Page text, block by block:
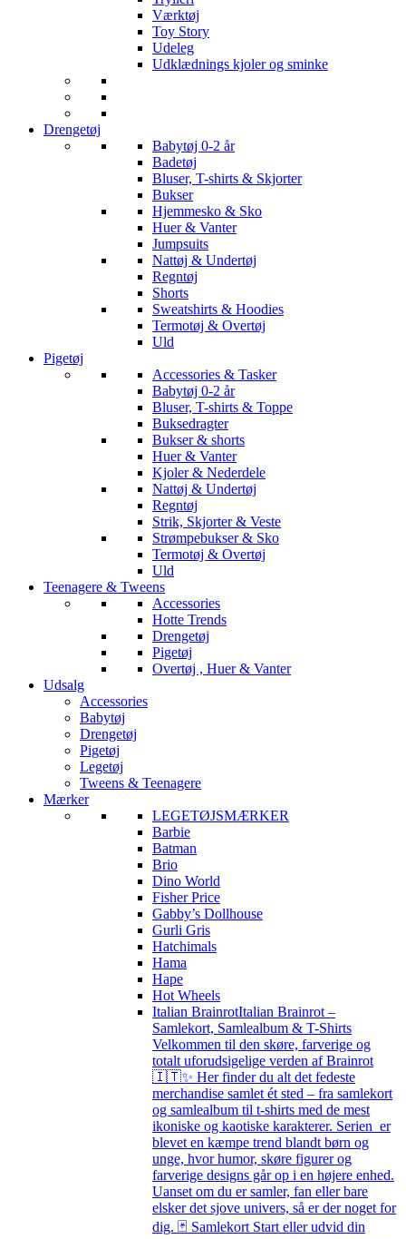
Værktøj
Toy Story
Udeleg
Udklædnings kjoler og sminke
Drengetøj
Babytøj 0-2 år
Badetøj
Bluser, T-shirts & Skjorter
Bukser
Hjemmesko & Sko
Huer & Vanter
Jumpsuits
Nattøj & Undertøj
Regntøj
Shorts
Sweatshirts & Hoodies
Termotøj & Overtøj
Uld
Pigetøj
Accessories & Tasker
Babytøj 0-2 år
Bluser, T-shirts & Toppe
Buksedragter
Bukser & shorts
Huer & Vanter
Kjoler & Nederdele
Nattøj & Undertøj
Regntøj
Strik, Skjorter & Veste
Strømpebukser & Sko
Termotøj & Overtøj
Uld
Teenagere & Tweens
Accessories
Hotte Trends
Drengetøj
Pigetøj
Overtøj , Huer & Vanter
Udsalg
Accessories
Babytøj
Drengetøj
Pigetøj
Legetøj
Tweens & Teenagere
Mærker
LEGETØJSMÆRKER
Barbie
Batman
Brio
Dino World
Fisher Price
Gabby’s Dollhouse
Gurli Gris
Hatchimals
Hama
Hape
Hot Wheels
Italian BrainrotItalian Brainrot –
Samlekort, Samlealbum & T-Shirts
Velkommen til den skøre, farverige og
totalt uforudsigelige verden af Brainrot
🇮🇹✨ Her finder du alt det fedeste
merchandise samlet ét sted – fra samlekort
og samlealbum til t-shirts med de mest
ikoniske og kaotiske karakterer. Serien er
blevet en kæmpe trend blandt børn og
unge, hvor humor, skøre figurer og
farverige designs går op i en højere enhed.
Uanset om du er samler, fan eller bare
elsker det sjove univers, så er der noget for
dig. 🃏 Samlekort Start eller udvid din